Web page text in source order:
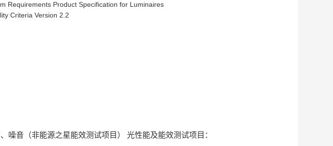
Requirements Product Specification for Luminaires
Criteria Version 2.2
噪音（非能源之星能效测试项目） 光性能及能效测试项目：